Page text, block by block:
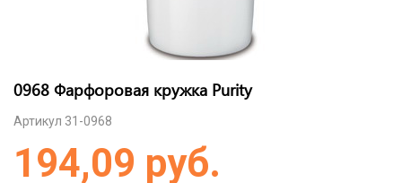
0968 Фарфоровая кружка Purity
Артикул 31-0968
194,09 руб.